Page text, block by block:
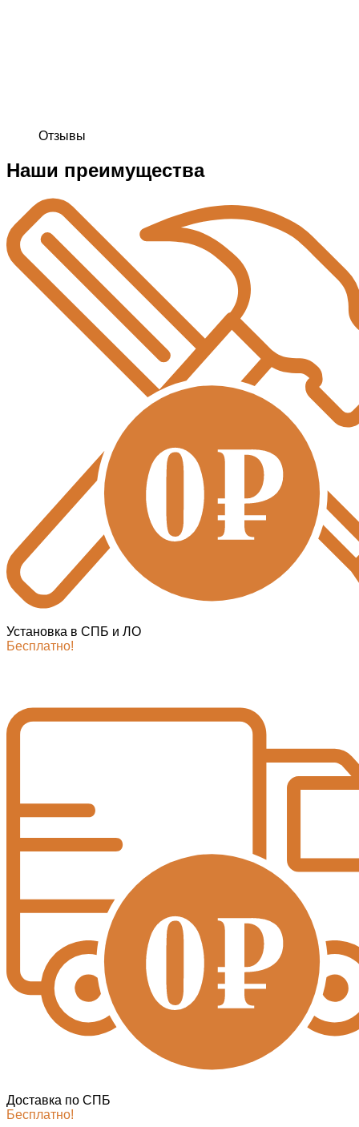
Отзывы
Наши преимущества
Установка в СПБ и ЛО
Бесплатно!
Доставка по СПБ
Бесплатно!